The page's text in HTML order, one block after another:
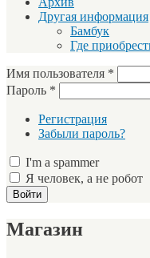
Другая информация
Бамбук
Где
Имя пользователя *
Пароль *
Регистрация
Забыли пароль?
I'm a spammer
Я человек, а не робот
Магазин